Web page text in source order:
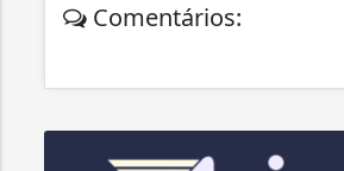
Comentários: